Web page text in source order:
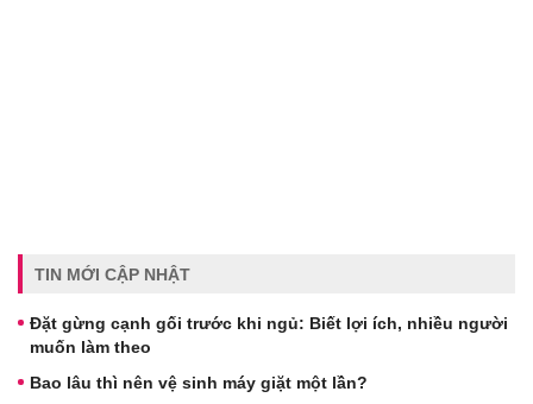
TIN MỚI CẬP NHẬT
Đặt gừng cạnh gối trước khi ngủ: Biết lợi ích, nhiều người
muốn làm theo
Bao lâu thì nên vệ sinh máy giặt một lần?